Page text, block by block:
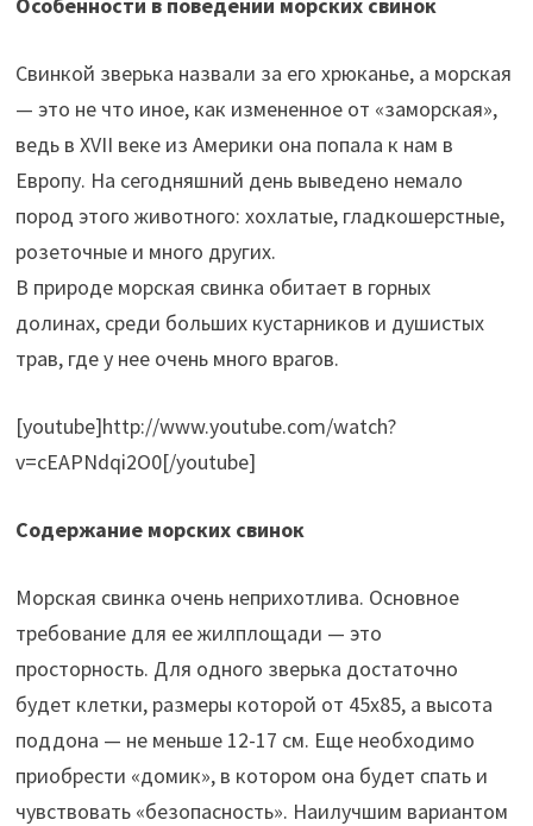
Свинкой зверька назвали за его хрюканье, а морская
— это не что иное, как измененное от «заморская»,
ведь в XVII веке из Америки она попала к нам в
Европу. На сегодняшний день выведено немало
пород этого животного: хохлатые, гладкошерстные,
розеточные и много других.
В природе морская свинка обитает в горных
долинах, среди больших кустарников и душистых
трав, где у нее очень много врагов.
[youtube]http://www.youtube.com/watch?
v=cEAPNdqi2O0[/youtube]
Содержание морских свинок
Морская свинка очень неприхотлива. Основное
требование для ее жилплощади — это
просторность. Для одного зверька достаточно
будет клетки, размеры которой от 45х85, а высота
поддона — не меньше 12-17 см. Еще необходимо
приобрести «домик», в котором она будет спать и
чувствовать «безопасность». Наилучшим вариантом